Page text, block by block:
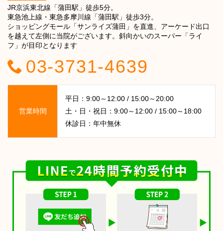
JR京浜東北線「蒲田駅」徒歩5分。
東急池上線・東急多摩川線「蒲田駅」徒歩3分。
ショッピングモール「サンライズ蒲田」を直進、アーケード出口
を越えて左側に当院がございます。斜向かいのスーパー「ライ
フ」が目印となります
03-3731-4639
営業時間
平日：9:00～12:00 / 15:00～20:00
土・日・祝日：9:00～12:00 / 15:00～18:00
休診日：年中無休